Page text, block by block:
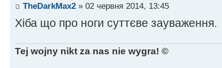
TheDarkMax2 » 02 червня 2014, 13:45
Хіба що про ноги суттєве зауваження.
Tej wojny nikt za nas nie wygra! ©